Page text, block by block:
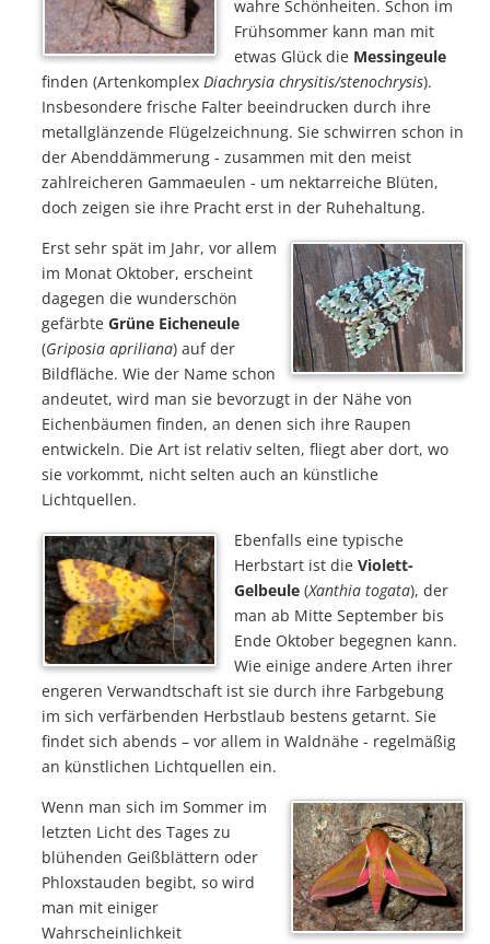
wahre Schönheiten. Schon im
Frühsommer kann man mit
etwas Glück die Messingeule
finden (Artenkomplex Diachrysia chrysitis/stenochrysis).
Insbesondere frische Falter beeindrucken durch ihre
metallglänzende Flügelzeichnung. Sie schwirren schon in
der Abenddämmerung - zusammen mit den meist
zahlreicheren Gammaeulen - um nektarreiche Blüten,
doch zeigen sie ihre Pracht erst in der Ruhehaltung.
Erst sehr spät im Jahr, vor allem
im Monat Oktober, erscheint
dagegen die wunderschön
gefärbte Grüne Eicheneule
(Griposia apriliana) auf der
Bildfläche. Wie der Name schon
andeutet, wird man sie bevorzugt in der Nähe von
Eichenbäumen finden, an denen sich ihre Raupen
entwickeln. Die Art ist relativ selten, fliegt aber dort, wo
sie vorkommt, nicht selten auch an künstliche
Lichtquellen.
Ebenfalls eine typische
Herbstart ist die Violett-
Gelbeule(Xanthia togata), der
man ab Mitte September bis
Ende Oktober begegnen kann.
Wie einige andere Arten ihrer
engeren Verwandtschaft ist sie durch ihre Farbgebung
im sich verfärbenden Herbstlaub bestens getarnt. Sie
findet sich abends – vor allem in Waldnähe - regelmäßig
an künstlichen Lichtquellen ein.
Wenn man sich im Sommer im
letzten Licht des Tages zu
blühenden Geißblättern oder
Phloxstauden begibt, so wird
man mit einiger
Wahrscheinlichkeit